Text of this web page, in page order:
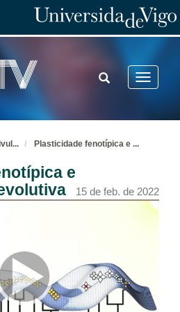
Toggle
TOGGLE
SEARCH
... Plasticidade fenotípica e ...
e
15 de feb. de 2022